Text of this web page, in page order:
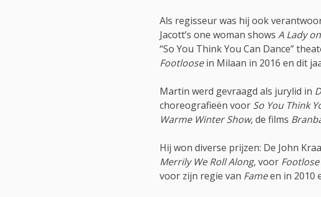
Als regisseur was hij ook
Jacott’s one woman shows A Lady
“So You Think You Can Dance”
Footloosein Milaan in 2016 en dit
Martin werd gevraagd als jurylid in
choreografieën voor So You Think
Warme Winter Show, de films
Hij won diverse prijzen: De John
Merrily We Roll Along,voor Footlose
voor zijn regie van Fameen in 2010